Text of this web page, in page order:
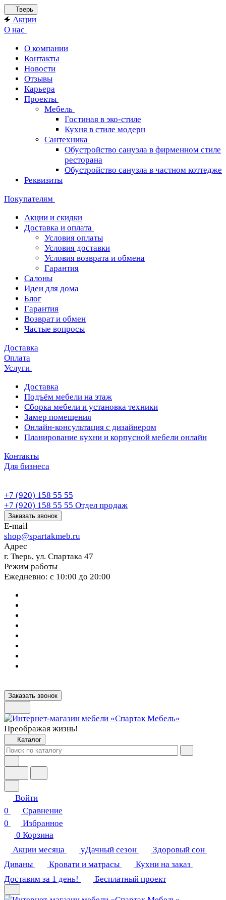
Тверь
Акции
О нас
О компании
Контакты
Новости
Отзывы
Карьера
Проекты
Мебель
Гостиная в эко-стиле
Кухня в стиле модерн
Сантехника
Обустройство санузла в фирменном стиле
ресторана
Обустройство санузла в частном коттедже
Реквизиты
Покупателям
Акции и скидки
Доставка и оплата
Условия оплаты
Условия доставки
Условия возврата и обмена
Гарантия
Салоны
Идеи для дома
Блог
Гарантия
Возврат и обмен
Частые вопросы
Доставка
Оплата
Услуги
Доставка
Подъём мебели на этаж
Сборка мебели и установка техники
Замер помещения
Онлайн-консультация с дизайнером
Планирование кухни и корпусной мебели онлайн
Контакты
Для бизнеса
+7 (920) 158 55 55
+7 (920) 158 55 55 Отдел продаж
Заказать звонок
E-mail
shop@spartakmeb.ru
Адрес
г. Тверь, ул. Спартака 47
Режим работы
Ежедневно: с 10:00 до 20:00
Заказать звонок
Преображая жизнь!
Каталог
Войти
0
Сравнение
0
Избранное
0 Корзина
Акции месяца
уДачный сезон
Здоровый сон
Диваны
Кровати и матрасы
Кухни на заказ
Доставим за 1 день!
Бесплатный проект